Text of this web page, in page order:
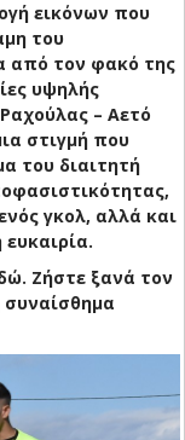
εικόνων που
του
από τον φακό της
υψηλής
– Αετό
στιγμή που
του διαιτητή
γκολ, αλλά και
Ζήστε ξανά τον